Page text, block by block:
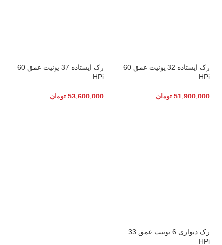
رک ایستاده 32 یونیت عمق 60
HPi
51,900,000 تومان
رک ایستاده 37 یونیت عمق 60
HPi
53,600,000 تومان
رک دیواری 6 یونیت عمق 33
HPi